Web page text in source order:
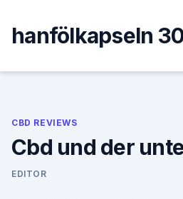
content
hanfölkapseln
CBD REVIEWS
Cbd und der
EDITOR